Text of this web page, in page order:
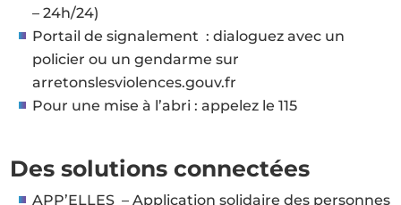
– 24h/24)
Portail de signalement : dialoguez avec un
policier ou un gendarme sur
arretonslesviolences.gouv.fr
Pour une mise à l’abri : appelez le 115
Des solutions connectées
APP’ELLES – Application solidaire des personnes